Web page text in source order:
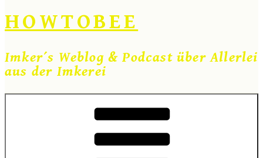
HOWTOBEE
Imker´s Weblog & Podcast über Allerlei
aus der Imkerei